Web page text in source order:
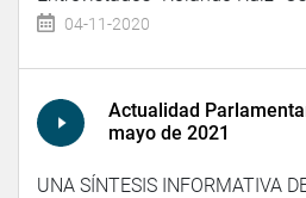
04-11-2020
Actualidad
mayo de 2021
UNA SÍNTESIS INFORMATIVA